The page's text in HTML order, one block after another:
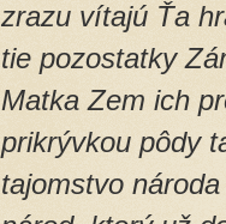
zrazu vítajú Ťa
tie pozostatky
Matka Zem ich
prikrývkou pôdy
tajomstvo